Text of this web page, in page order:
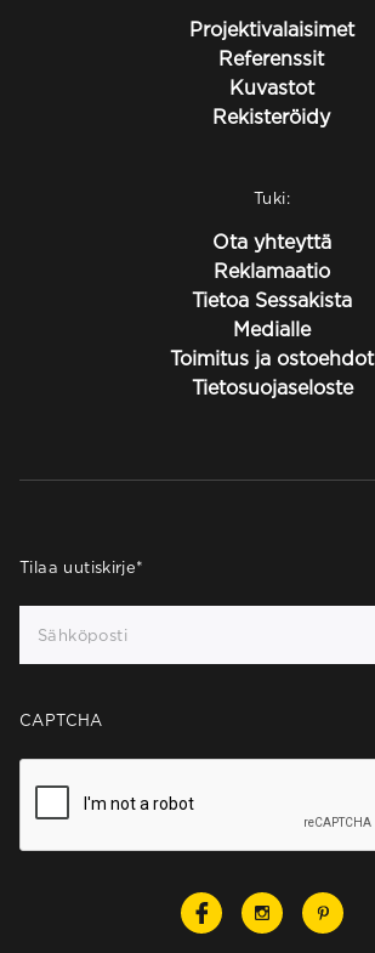
Projektivalaisimet
Referenssit
Kuvastot
Rekisteröidy
Tuki:
Ota yhteyttä
Reklamaatio
Tietoa Sessakista
Medialle
Toimitus ja ostoehdot
Tietosuojaseloste
Tilaa uutiskirje*
CAPTCHA